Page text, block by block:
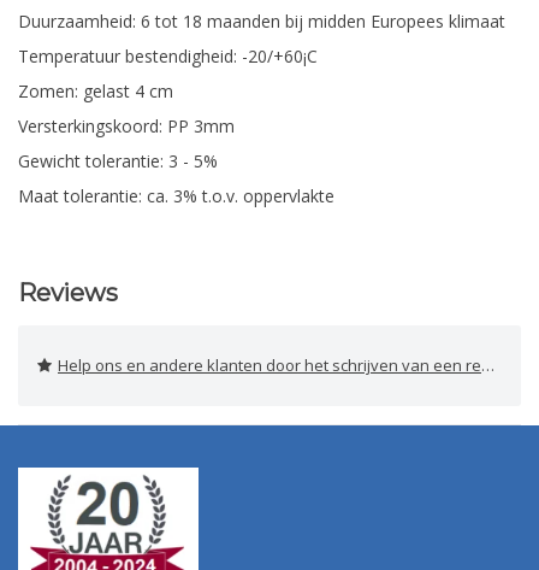
Duurzaamheid: 6 tot 18 maanden bij midden Europees klimaat
Temperatuur bestendigheid: -20/+60¡C
Zomen: gelast 4 cm
Versterkingskoord: PP 3mm
Gewicht tolerantie: 3 - 5%
Maat tolerantie: ca. 3% t.o.v. oppervlakte
Reviews
Help ons en andere klanten door het schrijven van een review